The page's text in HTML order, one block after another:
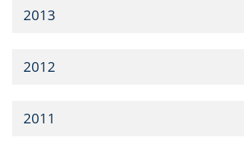
2013
2012
2011